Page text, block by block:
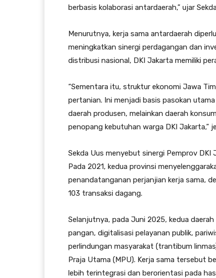
berbasis kolaborasi antardaerah,” ujar
Menurutnya, kerja sama antardaerah
meningkatkan sinergi perdagangan dan
distribusi nasional, DKI Jakarta memiliki
“Sementara itu, struktur ekonomi Jawa
pertanian. Ini menjadi basis pasokan
daerah produsen, melainkan daerah
penopang kebutuhan warga DKI Jakarta,”
Sekda Uus menyebut sinergi Pemprov
Pada 2021, kedua provinsi
penandatanganan perjanjian kerja sama,
103 transaksi dagang.
Selanjutnya, pada Juni 2025, kedua
pangan, digitalisasi pelayanan publik,
perlindungan masyarakat (trantibum
Praja Utama (MPU). Kerja sama tersebut
lebih terintegrasi dan berorientasi pada